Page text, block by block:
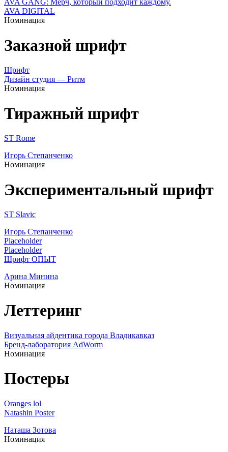
AVA GANG: Мерч, который подходит каждому.
AVA DIGITAL
Номинация
Заказной шрифт
Шрифт
Дизайн студия — Ритм
Номинация
Тиражный шрифт
ST Rome
Игорь Степанченко
Номинация
Экспериментальный шрифт
ST Slavic
Игорь Степанченко
Placeholder
Placeholder
Шрифт ОПЫТ
Арина Минина
Номинация
Леттеринг
Визуальная айдентика города Владикавказ
Бренд-лаборатория AdWorm
Номинация
Постеры
Oranges lol
Natashin Poster
Наташа Зотова
Номинация